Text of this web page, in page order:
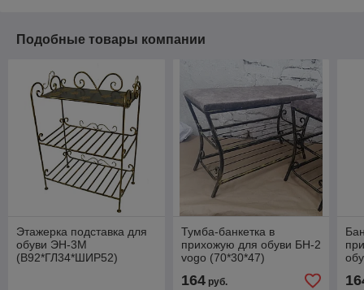
Подобные товары компании
Этажерка подставка для
обуви ЭН-3М
(В92*ГЛ34*ШИР52)
Тумба-банкетка в
прихожую для обуви БН-2
vogo (70*30*47)
164руб.